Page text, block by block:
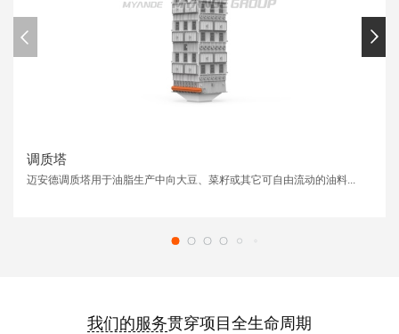
调质塔
迈安德调质塔用于油脂生产中向大豆、菜籽或其它可自由流动的油料...
我们的服务贯穿项目全生命周期